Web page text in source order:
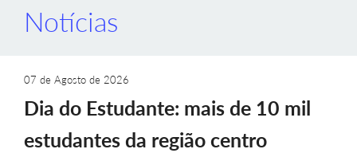
Notícias
07 de Agosto de 2026
Dia do Estudante: mais de 10 mil
estudantes da região centro